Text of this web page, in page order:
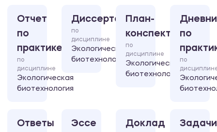
Отчет
по
практике
по
дисциплине
Экологическая
биотехнология
Диссертация
по
дисциплине
Экологическая
биотехнология
План-
конспект
по
дисциплине
Экологическая
биотехнология
по
по
Ответы
Эссе Доклад Задачи